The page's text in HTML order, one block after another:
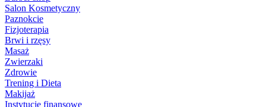
Salon Kosmetyczny
Paznokcie
Fizjoterapia
Brwi i rzęsy
Masaż
Zwierzaki
Zdrowie
Trening i Dieta
Makijaż
Instytucje finansowe